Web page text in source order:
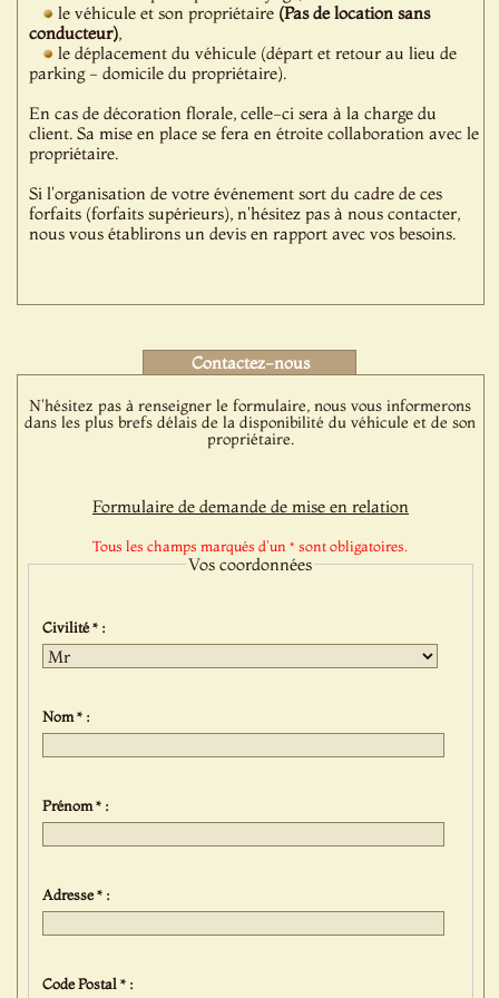
le véhicule et son propriétaire (Pas de location sans
conducteur),
le déplacement du véhicule (départ et retour au lieu de
parking - domicile du propriétaire).
En cas de décoration florale, celle-ci sera à la charge du
client. Sa mise en place se fera en étroite collaboration avec le
propriétaire.
Si l'organisation de votre événement sort du cadre de ces
forfaits (forfaits supérieurs), n'hésitez pas à nous contacter,
nous vous établirons un devis en rapport avec vos besoins.
Contactez-nous
N'hésitez pas à renseigner le formulaire, nous vous informerons
dans les plus brefs délais de la disponibilité du véhicule et de son
propriétaire.
Formulaire de demande de mise en relation
Tous les champs marqués d'un * sont obligatoires.
Vos coordonnées
Civilité * :
Nom * :
Prénom * :
Adresse * :
Code Postal * :